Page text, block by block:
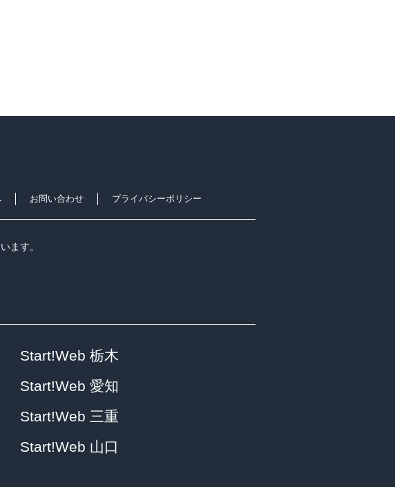
お問い合わせ プライバシーポリシー
ます。
Start!Web 栃木
Start!Web 愛知
Start!Web 三重
Start!Web 山口